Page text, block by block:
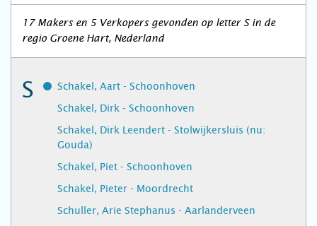
17 Makers en 5 Verkopers gevonden op letter S in de
regio Groene Hart, Nederland
S
Schakel, Aart - Schoonhoven
Schakel, Dirk - Schoonhoven
Schakel, Dirk Leendert - Stolwijkersluis (nu:
Gouda)
Schakel, Piet - Schoonhoven
Schakel, Pieter - Moordrecht
Schuller, Arie Stephanus - Aarlanderveen